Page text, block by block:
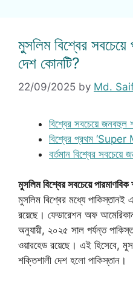
মুসলিম বিশ্বের সবচেয়ে
দেশ কোনটি?
22/09/2025 by Md.
বিশ্বের সবচেয়ে জনবহুল
বিশ্বের প্রথম ‘Super
বর্তমান বিশ্বের সবচেয়ে
মুসলিম বিশ্বের সবচেয়ে
মুসলিম বিশ্বের মধ্যে পাকিস্তানই
রয়েছে। ফেডারেশন অফ
অনুযায়ী, ২০২৫ সাল পর্যন্ত
ওয়ারহেড রয়েছে। এই হিসেবে,
শক্তিশালী দেশ হলো পাকিস্তান।